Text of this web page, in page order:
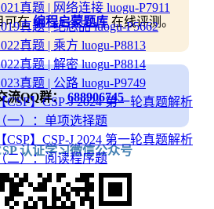
真题 | 网络连接 luogu-P7911
真题 | 纪念品 luogu-P5662
真题 | 乘方 luogu-P8813
真题 | 解密 luogu-P8814
真题 | 公路 luogu-P9749
CSP】CSP-J 2024 第一轮真题解析
（一）：单项选择题
【CSP】CSP-J 2024 第一轮真题解析
二）：阅读程序题
可在编程启蒙题库在线评测。
流QQ群： 688906745
认证学习微信公众号